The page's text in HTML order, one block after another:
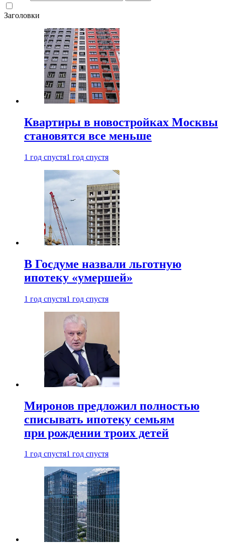
Заголовки
Квартиры в новостройках Москвы
становятся все меньше
1 год спустя1 год спустя
В Госдуме назвали льготную
ипотеку «умершей»
1 год спустя1 год спустя
Миронов предложил полностью
списывать ипотеку семьям
при рождении троих детей
1 год спустя1 год спустя